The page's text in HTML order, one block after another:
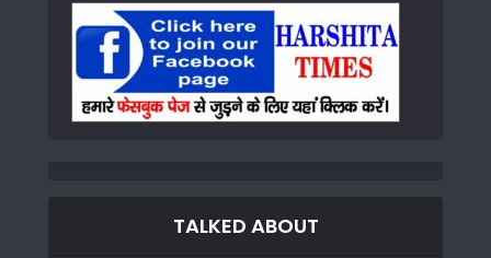
TALKED ABOUT